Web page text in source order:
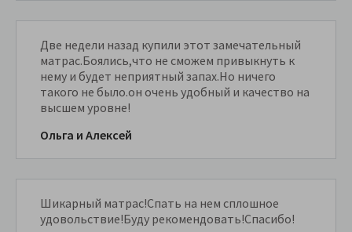
Две недели назад купили этот замечательный
матрас.Боялись,что не сможем привыкнуть к
нему и будет неприятный запах.Но ничего
такого не было.он очень удобный и качество на
высшем уровне!
Ольга и Алексей
Шикарный матрас!Спать на нем сплошное
удовольствие!Буду рекомендовать!Спасибо!